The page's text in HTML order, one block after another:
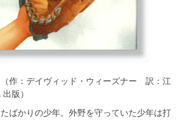
（作：デイヴィッド・ウィーズナー 訳：江
版）
ばかりの少年。外野を守っていた少年は打